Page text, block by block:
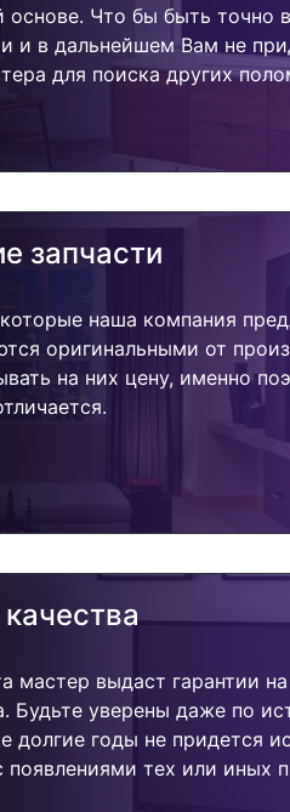
основе. Что бы быть точно
и в дальнейшем Вам не
для поиска других
запчасти
наша компания
оригинальными от
на них цену, именно
мастер выдаст гарантии
Будьте уверены даже по
долгие годы не придется
тех или иных